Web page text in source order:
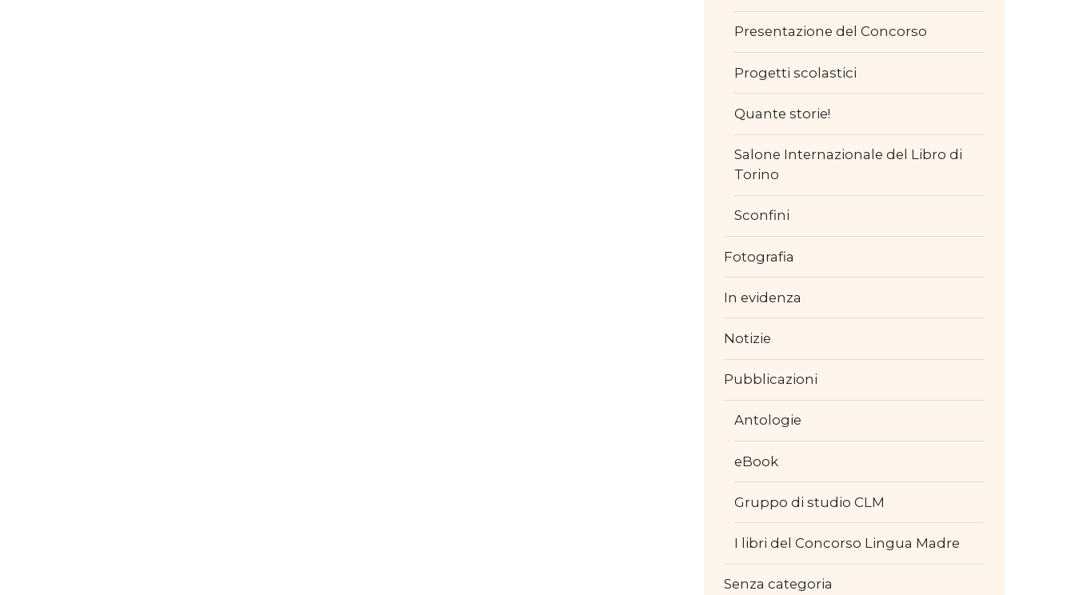
Presentazione del Concorso
Progetti scolastici
Quante storie!
Salone Internazionale del Libro di
Torino
Sconfini
Fotografia
In evidenza
Notizie
Pubblicazioni
Antologie
eBook
Gruppo di studio CLM
I libri del Concorso Lingua Madre
Senza categoria